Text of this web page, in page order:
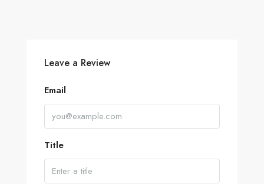
Leave a Review
Email
Title